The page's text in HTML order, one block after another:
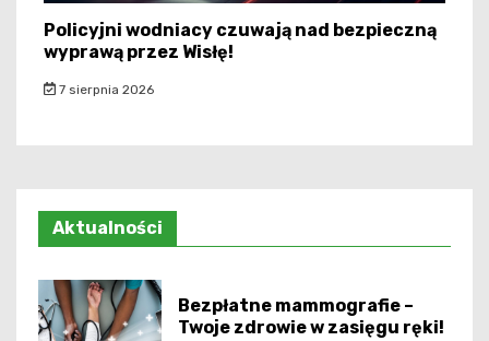
Policyjni wodniacy czuwają nad bezpieczną
wyprawą przez Wisłę!
7 sierpnia 2026
Aktualności
Bezpłatne mammografie –
Twoje zdrowie w zasięgu ręki!